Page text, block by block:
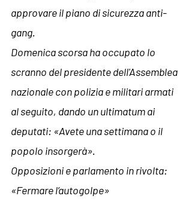
approvare il piano di sicurezza anti-
gang.
Domenica scorsa ha occupato lo
scranno del presidente dell'Assemblea
nazionale con polizia e militari armati
al seguito, dando un ultimatum ai
deputati: «Avete una settimana o il
popolo insorgerà».
Opposizioni e parlamento in rivolta:
«Fermare l’autogolpe»